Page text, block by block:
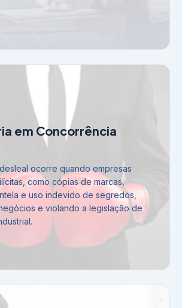
em Concorrência
ocorre quando empresas
como cópias de marcas,
e uso indevido de segredos,
e violando a legislação de